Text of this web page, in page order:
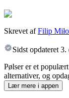
Skrevet af Filip
Sidst opdateret 3.
Pølser er et
alternativer, og
Lær mere i appen